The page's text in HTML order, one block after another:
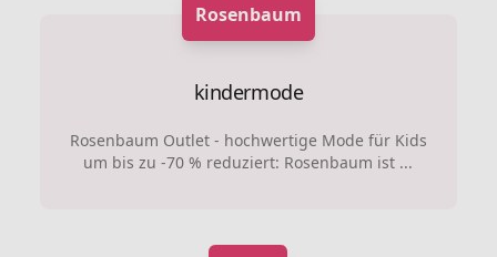
Rosenbaum
kindermode
Rosenbaum Outlet - hochwertige Mode für Kids
um bis zu -70 % reduziert: Rosenbaum ist ...